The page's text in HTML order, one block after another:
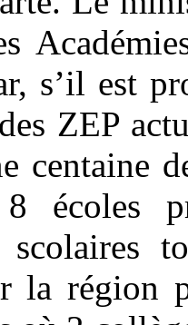
s’il est
ZEP
centaine
écoles
scolaires
la région